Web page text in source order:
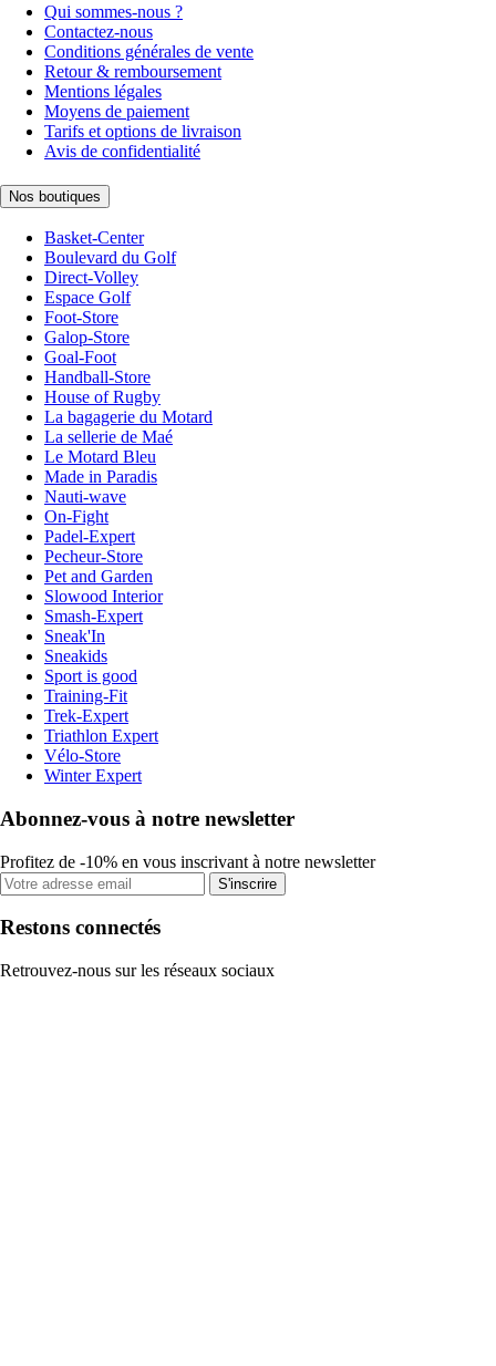
Qui sommes-nous ?
Contactez-nous
Conditions générales de vente
Retour & remboursement
Mentions légales
Moyens de paiement
Tarifs et options de livraison
Avis de confidentialité
Nos boutiques
Basket-Center
Boulevard du Golf
Direct-Volley
Espace Golf
Foot-Store
Galop-Store
Goal-Foot
Handball-Store
House of Rugby
La bagagerie du Motard
La sellerie de Maé
Le Motard Bleu
Made in Paradis
Nauti-wave
On-Fight
Padel-Expert
Pecheur-Store
Pet and Garden
Slowood Interior
Smash-Expert
Sneak'In
Sneakids
Sport is good
Training-Fit
Trek-Expert
Triathlon Expert
Vélo-Store
Winter Expert
Abonnez-vous à notre newsletter
Profitez de -10% en vous inscrivant à notre newsletter
S'inscrire
Restons connectés
Retrouvez-nous sur les réseaux sociaux